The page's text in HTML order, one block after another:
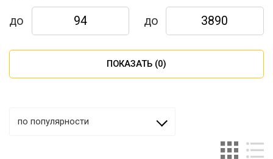
до до
ПОКАЗАТЬ (0)
по популярности